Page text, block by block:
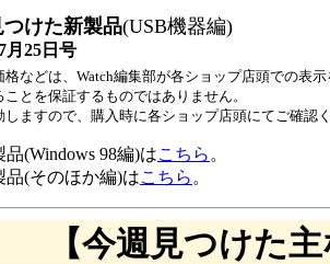
けた新製品(USB機器編)
月25日号
などは、Watch編集部が各ショップ店頭での表
とを保証するものではありません。
ますので、購入時に各ショップ店頭にてご確認
(Windows 98編)はこちら 。
(そのほか編)はこちら 。
【今週見つけた